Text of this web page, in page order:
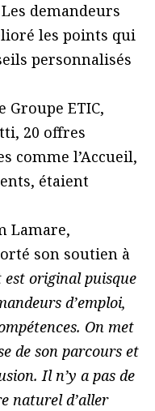
demandeurs
les points qui
personnalisés
ETIC,
20 offres
comme l’Accueil,
étaient
Lamare,
son soutien à
est original puisque
d’emploi,
On met
de son parcours et
Il n’y a pas de
naturel d’aller